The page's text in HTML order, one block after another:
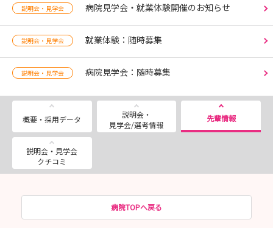
説明会・見学会 病院見学会・就業体験開催のお知らせ
説明会・見学会 就業体験：随時募集
説明会・見学会 病院見学会：随時募集
概要・採用データ
説明会・
見学会/選考情報
先輩情報
説明会・見学会
クチコミ
病院TOPへ戻る